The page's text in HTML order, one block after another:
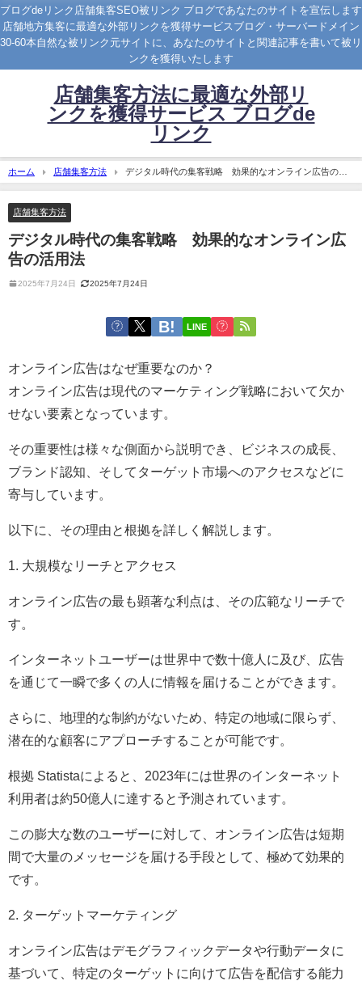
ブログdeリンク店舗集客SEO被リンク ブログであなたのサイトを宣伝します
店舗地方集客に最適な外部リンクを獲得サービスブログ・サーバードメイン
30-60本自然な被リンク元サイトに、あなたのサイトと関連記事を書いて被リ
ンクを獲得いたします
店舗集客方法に最適な外部リ
ンクを獲得サービス ブログde
リンク
ホーム 店舗集客方法
デジタル時代の集客戦略 効果的なオンライン広告の活
用法
店舗集客方法
デジタル時代の集客戦略 効果的なオンライン広
告の活用法
2025年7月24日 2025年7月24日
LINE
オンライン広告はなぜ重要なのか？
オンライン広告は現代のマーケティング戦略において欠か
せない要素となっています。
その重要性は様々な側面から説明でき、ビジネスの成長、
ブランド認知、そしてターゲット市場へのアクセスなどに
寄与しています。
以下に、その理由と根拠を詳しく解説します。
1. 大規模なリーチとアクセス
オンライン広告の最も顕著な利点は、その広範なリーチで
す。
インターネットユーザーは世界中で数十億人に及び、広告
を通じて一瞬で多くの人に情報を届けることができます。
さらに、地理的な制約がないため、特定の地域に限らず、
潜在的な顧客にアプローチすることが可能です。
根拠 Statistaによると、2023年には世界のインターネット
利用者は約50億人に達すると予測されています。
この膨大な数のユーザーに対して、オンライン広告は短期
間で大量のメッセージを届ける手段として、極めて効果的
です。
2. ターゲットマーケティング
オンライン広告はデモグラフィックデータや行動データに
基づいて、特定のターゲットに向けて広告を配信する能力